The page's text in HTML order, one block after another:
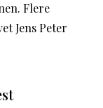
Flere
Jens Peter